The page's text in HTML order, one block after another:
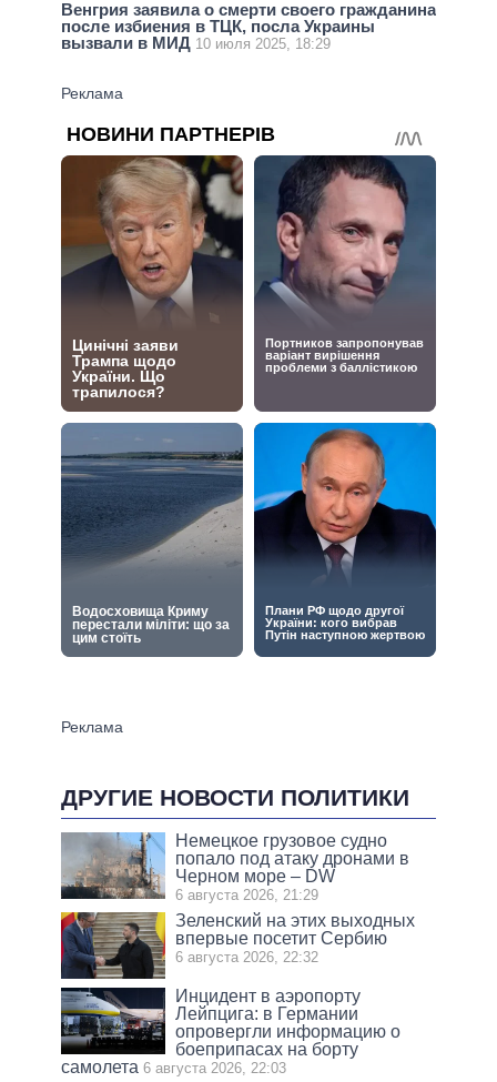
Венгрия заявила о смерти своего гражданина
после избиения в ТЦК, посла Украины
вызвали в МИД 10 июля 2025, 18:29
ДРУГИЕ НОВОСТИ ПОЛИТИКИ
Немецкое грузовое судно
попало под атаку дронами в
Черном море – DW
6 августа 2026, 21:29
Зеленский на этих выходных
впервые посетит Сербию
6 августа 2026, 22:32
Инцидент в аэропорту
Лейпцига: в Германии
опровергли информацию о
боеприпасах на борту
самолета 6 августа 2026, 22:03